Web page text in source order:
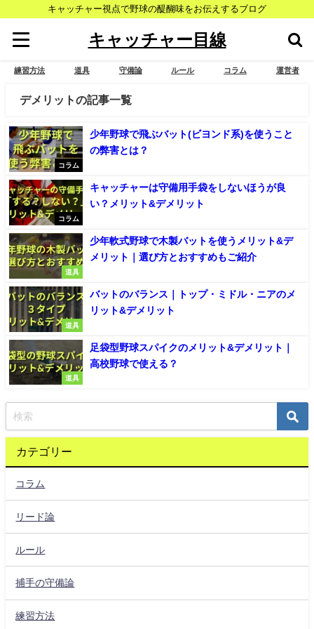
キャッチャー視点で野球の醍醐味をお伝えするブログ
キャッチャー目線
練習方法 道具 守備論 ルール コラム 運営者
デメリットの記事一覧
コラム
少年野球で飛ぶバット(ビヨンド系)を使うこと
の弊害とは？
コラム
キャッチャーは守備用手袋をしないほうが良
い？メリット&デメリット
道具
少年軟式野球で木製バットを使うメリット&デ
メリット｜選び方とおすすめもご紹介
道具
バットのバランス｜トップ・ミドル・ニアのメ
リット&デメリット
道具
足袋型野球スパイクのメリット&デメリット｜
高校野球で使える？
カテゴリー
コラム
リード論
ルール
捕手の守備論
練習方法